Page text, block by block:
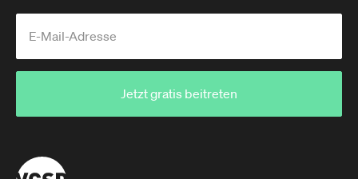
Jetzt gratis beitreten